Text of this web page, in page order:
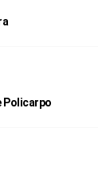
Policarpo